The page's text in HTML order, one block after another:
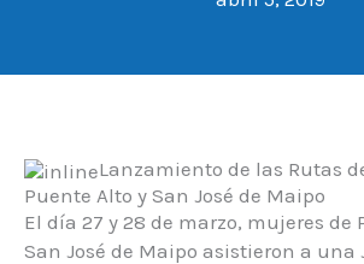
Lanzamiento de las Rutas
Puente Alto y San José de Maipo
El día 27 y 28 de marzo, mujeres de
San José de Maipo asistieron a una